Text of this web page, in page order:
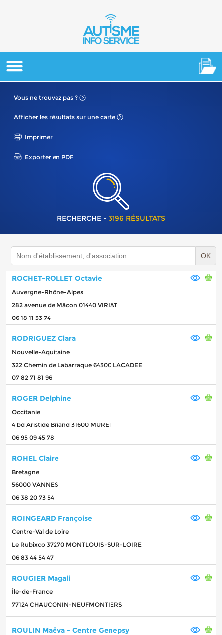
Vous ne trouvez pas ?
Afficher les résultats sur une carte
Imprimer
Exporter en PDF
RECHERCHE - 3196 RÉSULTATS
OK
ROCHET-ROLLET Octavie
Auvergne-Rhône-Alpes
282 avenue de Mâcon 01440 VIRIAT
06 18 11 33 74
RODRIGUEZ Clara
Nouvelle-Aquitaine
322 Chemin de Labarraque 64300 LACADEE
07 82 71 81 96
ROGER Delphine
Occitanie
4 bd Aristide Briand 31600 MURET
06 95 09 45 78
ROHEL Claire
Bretagne
56000 VANNES
06 38 20 73 54
ROINGEARD Françoise
Centre-Val de Loire
Le Rubixco 37270 MONTLOUIS-SUR-LOIRE
06 83 44 54 47
ROUGIER Magali
Île-de-France
77124 CHAUCONIN-NEUFMONTIERS
ROULIN Maëva - Centre Genepsy